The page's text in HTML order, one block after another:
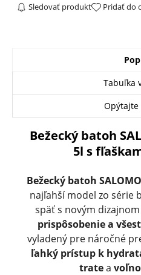
Sledovať produkt Pridať do
Tabuľka
Opýtajte
Bežecký batoh
5l s
Bežecký batoh
najľahší model zo série
späť s novým
prispôsobenie a
vyladený pre náročné
ľahký prístup k
tratea